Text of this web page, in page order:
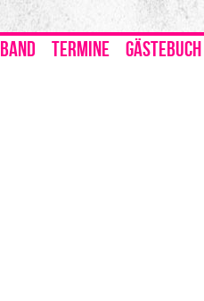
BAND TERMINE
GÄSTEBUCH